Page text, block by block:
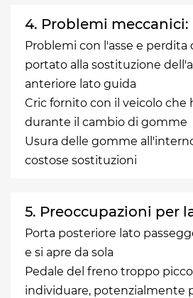
4. Problemi meccanici:
Problemi con l'asse e perdita
portato alla sostituzione
anteriore lato guida
Cric fornito con il veicolo che
durante il cambio di gomme
Usura delle gomme
costose sostituzioni
5. Preoccupazioni per
Porta posteriore lato
e si apre da sola
Pedale del freno troppo
individuare, potenzialmente